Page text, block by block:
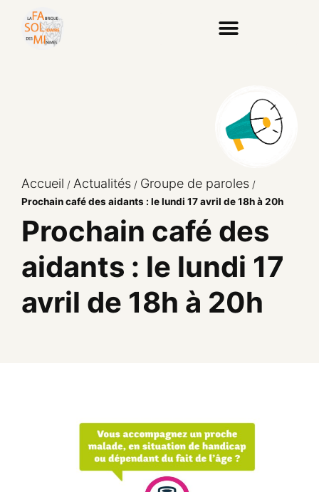
Accueil / Actualités / Groupe de paroles /
Prochain café des aidants : le lundi 17 avril de 18h à 20h
Prochain café des
aidants : le lundi 17
avril de 18h à 20h